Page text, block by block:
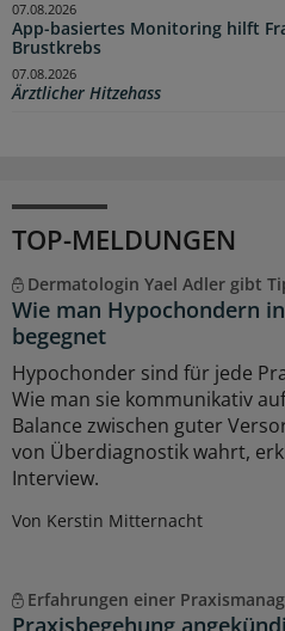
App-basiertes Monitoring hilft
Brustkrebs
07.08.2026
Ärztlicher Hitzehass
07.08.2026
TOP-MELDUNGEN
Dermatologin Yael Adler gibt
Wie man Hypochondern
begegnet
Hypochonder sind für jede
Wie man sie kommunikativ
Balance zwischen guter
von Überdiagnostik wahrt,
Interview.
Von Kerstin Mitternacht
Erfahrungen einer
Praxisbegehung